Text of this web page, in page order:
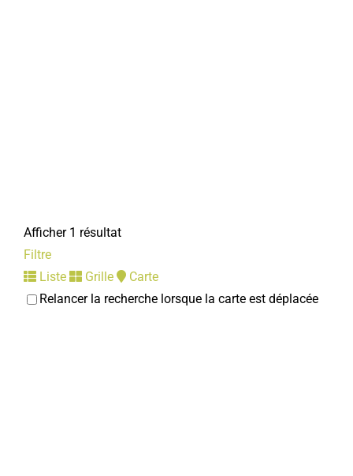
Afficher 1 résultat
Filtre
Liste
Grille
Carte
Relancer la recherche lorsque la carte est déplacée